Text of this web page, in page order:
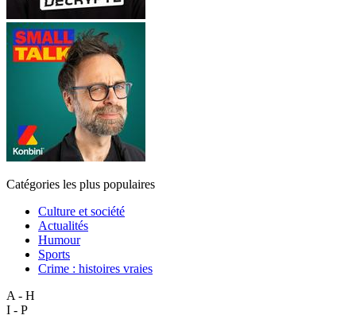
Catégories les plus populaires
Culture et société
Actualités
Humour
Sports
Crime : histoires vraies
A - H
I - P